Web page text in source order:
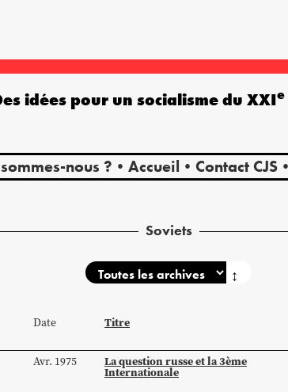
nous ? Accueil Contact CJS
idées pour un socialisme du XXIe
Soviets
↕
Date Titre
Avr. 1975 La question russe et la 3ème
Internationale